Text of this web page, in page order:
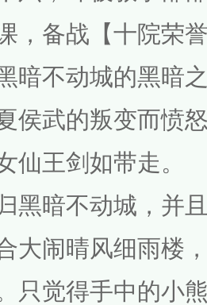
，备战【十院荣
暗不动城的黑暗
侯武的叛变而愤
仙王剑如带走。
黑暗不动城，并
大闹晴风细雨楼
只觉得手中的小